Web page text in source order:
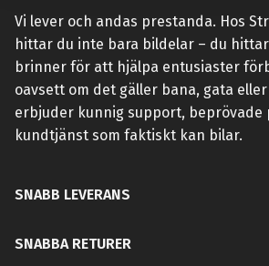
Vi lever och andas prestanda. Hos
hittar du inte bara bildelar – du
brinner för att hjälpa entusiaster
oavsett om det gäller bana, gata
erbjuder kunnig support, beprövade
kundtjänst som faktiskt kan bilar.
SNABB LEVERANS
SNABBA RETURER